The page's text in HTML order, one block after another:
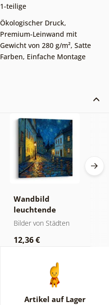
1-teilige
Ökologischer Druck,
Premium-Leinwand mit
Gewicht von 280 g/m², Satte
Farben, Einfache Montage
Wandbild
leuchtende
Lampennacht
Bilder von Städten
12,36 €
Artikel auf Lager